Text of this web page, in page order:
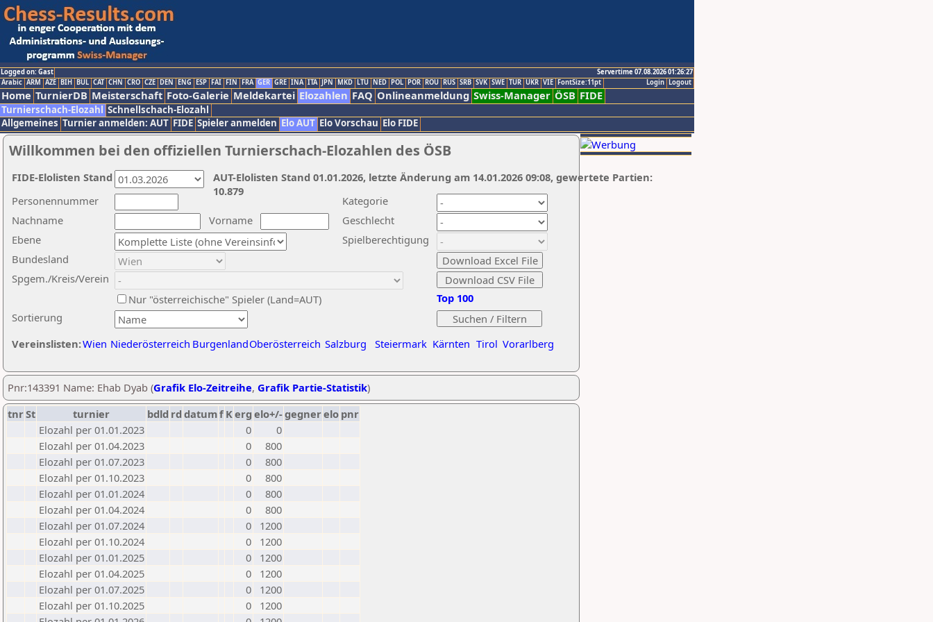
Logged on: Gast
Servertime 07.08.2026 01:26:27
Logout
Login
Arabic ARM AZE BIH BUL CAT CHN CRO CZE DEN ENG ESP FAI FIN FRA GER GRE INA ITA JPN MKD LTU NED POL POR ROU RUS SRB SVK SWE TUR UKR VIE FontSize:11pt
Home TurnierDB Meisterschaft Foto-Galerie Meldekartei Elozahlen FAQ Onlineanmeldung Swiss-Manager ÖSB FIDE
Turnierschach-Elozahl Schnellschach-Elozahl
Allgemeines Turnier anmelden: AUT FIDE Spieler anmelden Elo AUT Elo Vorschau Elo FIDE
Willkommen bei den offiziellen Turnierschach-Elozahlen des ÖSB
Nachname
Vorname
Ebene
Kategorie
Sortierung
Personennummer
Bundesland
Spgem./Kreis/Verein
Geschlecht
Nur "österreichische" Spieler (Land=AUT)
Spielberechtigung
Vereinslisten:Wien Niederösterreich BurgenlandOberösterreich Salzburg Steiermark Kärnten Tirol Vorarlberg
Top 100
AUT-Elolisten Stand 01.01.2026, letzte Änderung am 14.01.2026 09:08, gewertete Partien:
10.879
FIDE-Elolisten Stand
Pnr:143391 Name: Ehab Dyab (Grafik Elo-Zeitreihe, Grafik Partie-Statistik)
tnrSt turnier bdld rd datumf Kerg elo+/-gegnerelo pnr
Elozahl per 01.01.2023
0
0
Elozahl per 01.04.2023
0
800
Elozahl per 01.07.2023
0
800
Elozahl per 01.10.2023
0
800
Elozahl per 01.01.2024
0
800
Elozahl per 01.04.2024
0
800
Elozahl per 01.07.2024
0
1200
Elozahl per 01.10.2024
0
1200
Elozahl per 01.01.2025
0
1200
Elozahl per 01.04.2025
0
1200
Elozahl per 01.07.2025
0
1200
Elozahl per 01.10.2025
0
1200